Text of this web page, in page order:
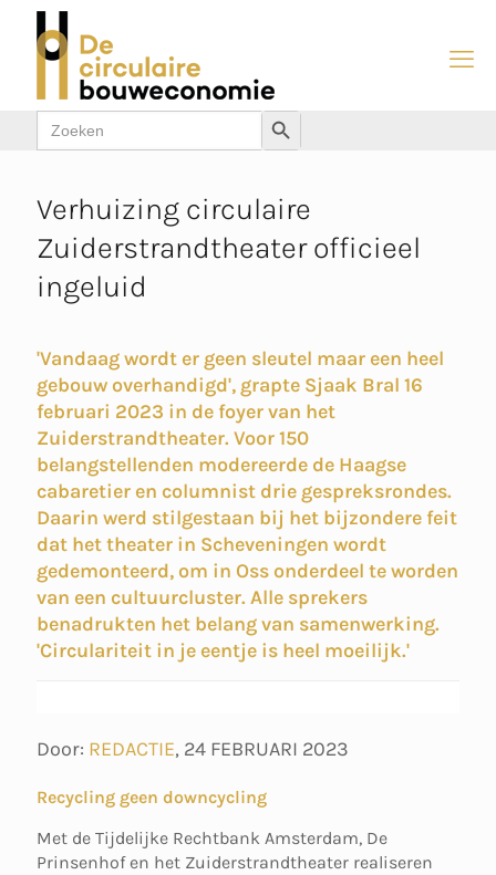
Zoek
naar:
Zoekknop
Verhuizing circulaire
Zuiderstrandtheater officieel
ingeluid
'Vandaag wordt er geen sleutel maar een heel
gebouw overhandigd', grapte Sjaak Bral 16
februari 2023 in de foyer van het
Zuiderstrandtheater. Voor 150
belangstellenden modereerde de Haagse
cabaretier en columnist drie gespreksrondes.
Daarin werd stilgestaan bij het bijzondere feit
dat het theater in Scheveningen wordt
gedemonteerd, om in Oss onderdeel te worden
van een cultuurcluster. Alle sprekers
benadrukten het belang van samenwerking.
'Circulariteit in je eentje is heel moeilijk.'
Door: REDACTIE, 24 FEBRUARI 2023
Recycling geen downcycling
Met de Tijdelijke Rechtbank Amsterdam, De
Prinsenhof en het Zuiderstrandtheater realiseren